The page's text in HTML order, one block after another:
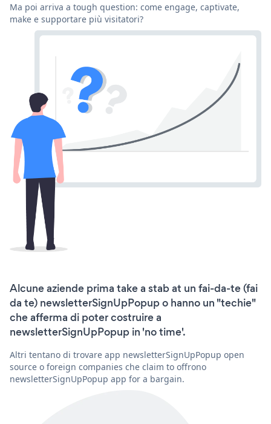
Ma poi arriva a tough question: come engage, captivate,
make e supportare più visitatori?
Alcune aziende prima take a stab at un fai-da-te (fai
da te) newsletterSignUpPopup o hanno un "techie"
che afferma di poter costruire a
newsletterSignUpPopup in 'no time'.
Altri tentano di trovare app newsletterSignUpPopup open
source o foreign companies che claim to offrono
newsletterSignUpPopup app for a bargain.